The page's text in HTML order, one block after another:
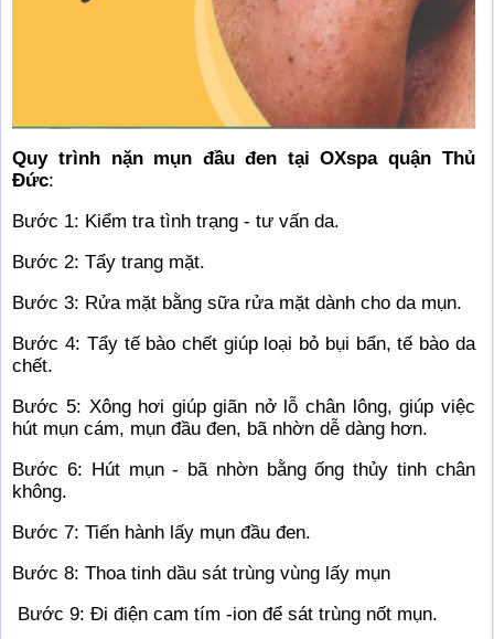
Quy trình nặn mụn đầu đen tại OXspa quận Thủ
Đức:
Bước 1: Kiểm tra tình trạng - tư vấn da.
Bước 2: Tẩy trang mặt.
Bước 3: Rửa mặt bằng sữa rửa mặt dành cho da mụn.
Bước 4: Tẩy tế bào chết giúp loại bỏ bụi bẩn, tế bào da
chết.
Bước 5: Xông hơi giúp giãn nở lỗ chân lông, giúp việc
hút mụn cám, mụn đầu đen, bã nhờn dễ dàng hơn.
Bước 6: Hút mụn - bã nhờn bằng ống thủy tinh chân
không.
Bước 7: Tiến hành lấy mụn đầu đen.
Bước 8: Thoa tinh dầu sát trùng vùng lấy mụn
Bước 9: Đi điện cam tím -ion để sát trùng nốt mụn.